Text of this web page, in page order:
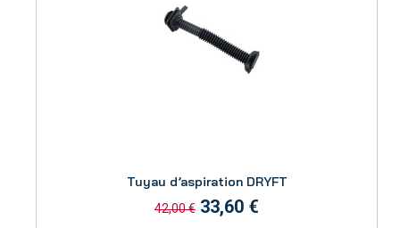
Tuyau d’aspiration DRYFT
42,00 € 33,60 €